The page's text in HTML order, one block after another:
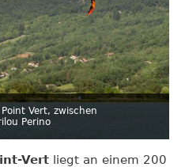
Vert, zwischen
Perino
Vert liegt an einem 200